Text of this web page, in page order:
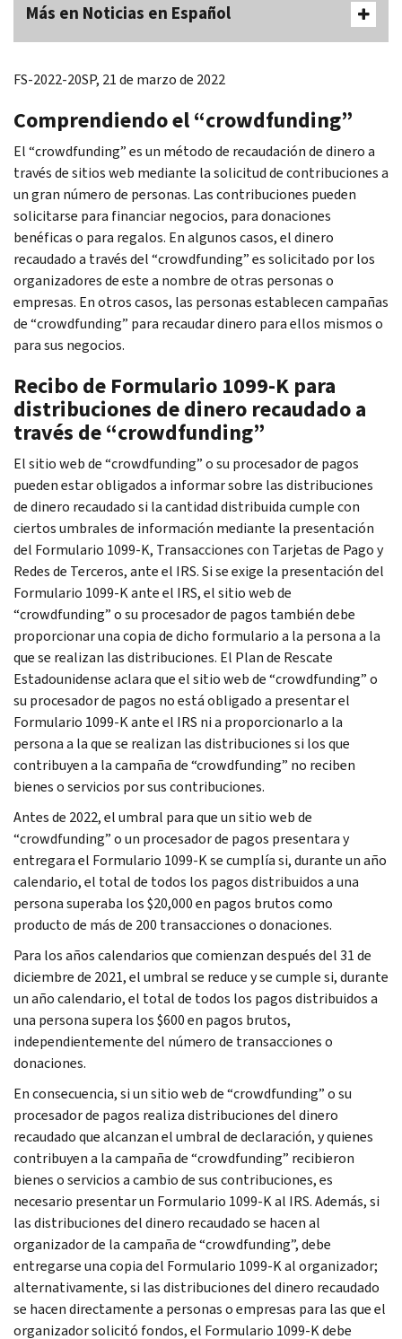
Más en Noticias en Español
FS-2022-20SP, 21 de marzo de 2022
Comprendiendo el “crowdfunding”
El “crowdfunding” es un método de recaudación de dinero a
través de sitios web mediante la solicitud de contribuciones a
un gran número de personas. Las contribuciones pueden
solicitarse para financiar negocios, para donaciones
benéficas o para regalos. En algunos casos, el dinero
recaudado a través del “crowdfunding” es solicitado por los
organizadores de este a nombre de otras personas o
empresas. En otros casos, las personas establecen campañas
de “crowdfunding” para recaudar dinero para ellos mismos o
para sus negocios.
Recibo de Formulario 1099-K para
distribuciones de dinero recaudado a
través de “crowdfunding”
El sitio web de “crowdfunding” o su procesador de pagos
pueden estar obligados a informar sobre las distribuciones
de dinero recaudado si la cantidad distribuida cumple con
ciertos umbrales de información mediante la presentación
del Formulario 1099-K, Transacciones con Tarjetas de Pago y
Redes de Terceros, ante el IRS. Si se exige la presentación del
Formulario 1099-K ante el IRS, el sitio web de
“crowdfunding” o su procesador de pagos también debe
proporcionar una copia de dicho formulario a la persona a la
que se realizan las distribuciones. El Plan de Rescate
Estadounidense aclara que el sitio web de “crowdfunding” o
su procesador de pagos no está obligado a presentar el
Formulario 1099-K ante el IRS ni a proporcionarlo a la
persona a la que se realizan las distribuciones si los que
contribuyen a la campaña de “crowdfunding” no reciben
bienes o servicios por sus contribuciones.
Antes de 2022, el umbral para que un sitio web de
“crowdfunding” o un procesador de pagos presentara y
entregara el Formulario 1099-K se cumplía si, durante un año
calendario, el total de todos los pagos distribuidos a una
persona superaba los $20,000 en pagos brutos como
producto de más de 200 transacciones o donaciones.
Para los años calendarios que comienzan después del 31 de
diciembre de 2021, el umbral se reduce y se cumple si, durante
un año calendario, el total de todos los pagos distribuidos a
una persona supera los $600 en pagos brutos,
independientemente del número de transacciones o
donaciones.
En consecuencia, si un sitio web de “crowdfunding” o su
procesador de pagos realiza distribuciones del dinero
recaudado que alcanzan el umbral de declaración, y quienes
contribuyen a la campaña de “crowdfunding” recibieron
bienes o servicios a cambio de sus contribuciones, es
necesario presentar un Formulario 1099-K al IRS. Además, si
las distribuciones del dinero recaudado se hacen al
organizador de la campaña de “crowdfunding”, debe
entregarse una copia del Formulario 1099-K al organizador;
alternativamente, si las distribuciones del dinero recaudado
se hacen directamente a personas o empresas para las que el
organizador solicitó fondos, el Formulario 1099-K debe